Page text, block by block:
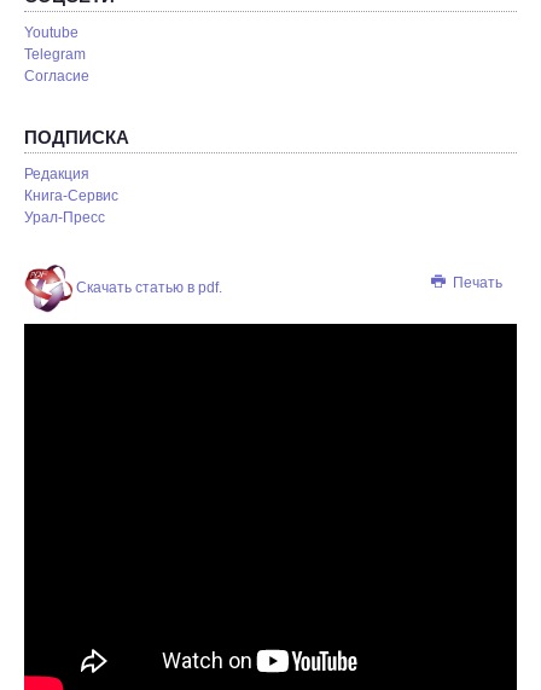
Youtube
Telegram
Согласие
ПОДПИСКА
Редакция
Книга-Сервис
Урал-Пресс
Печать
Скачать статью в pdf.